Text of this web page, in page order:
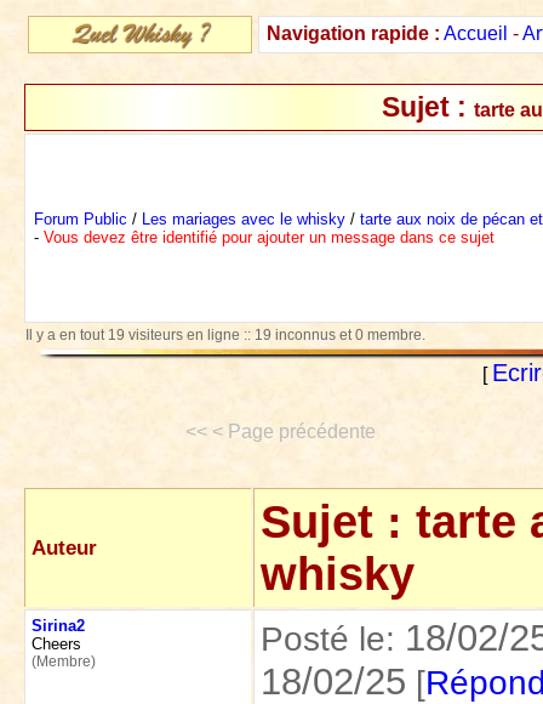
Navigation rapide : Accueil -
Sujet : tarte
Forum Public / Les mariages avec le whisky / tarte aux noix de pécan
- Vous devez être identifié pour ajouter un message dans ce sujet
Il y a en tout 19 visiteurs en ligne :: 19 inconnus et 0 membre.
[
<< < Page précédente
Auteur Sujet : tarte
whisky
Sirina2
Cheers
(Membre)
Posté le: 18/02/
18/02/25 [